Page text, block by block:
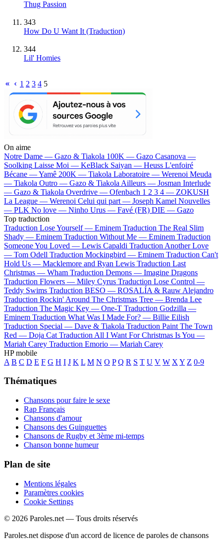
Thug Passion
343
How Do U Want It (Traduction)
344
Lil' Homies
1 2 3 4 5
On aime
Notre Dame — Gazo & Tiakola 100K — Gazo Casanova —
Soolking Laisse Moi — KeBlack Saiyan — Heuss L'enfoiré
Bécane —Yamê 200K — Tiakola Laboratoire — Werenoi Meuda
— Tiakola Outro — Gazo & Tiakola Ailleurs — Josman Interlude
— Gazo & Tiakola Overdrive — Ofenbach 1 2 3 4 — ZOKUSH
La League — Werenoi Celui qui part — Joseph Kamel Nouvelles
— PLK No love — Ninho Urus — Favé (FR) DIE — Gazo
Top traduction
Traduction Lose Yourself — Eminem Traduction The Real Slim
Shady — Eminem Traduction Without Me — Eminem Traduction
Someone You Loved — Lewis Capaldi Traduction Another Love
— Tom Odell Traduction Mockingbird — Eminem Traduction Can't
Hold Us — Macklemore and Ryan Lewis Traduction Last
Christmas — Wham Traduction Demons — Imagine Dragons
Traduction Flowers — Miley Cyrus Traduction Lose Control —
Teddy Swims Traduction BESO — ROSALÍA & Rauw Alejandro
Traduction Rockin' Around The Christmas Tree — Brenda Lee
Traduction The Magic Key — One-T Traduction Godzilla —
Eminem Traduction What Was I Made For? — Billie Eilish
Traduction Special — Dave & Tiakola Traduction Paint The Town
Red — Doja Cat Traduction All I Want For Christmas Is You —
Mariah Carey Traduction Emorio — Mariah Carey
HP mobile
A B C D E F G H I J K L M N O P Q R S T U V W X Y Z 0-9
Thématiques
Chansons pour faire le sexe
Rap Français
Chansons d'amour
Chansons des Guinguettes
Chansons de Rugby et 3ème mi-temps
Chanson bonne humeur
Plan de site
Mentions légales
Paramètres cookies
Cookie Settings
© 2026 Paroles.net — Tous droits réservés
Paroles.net dispose d'un accord de licence de paroles de chansons